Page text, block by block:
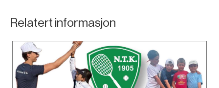
Relatert informasjon